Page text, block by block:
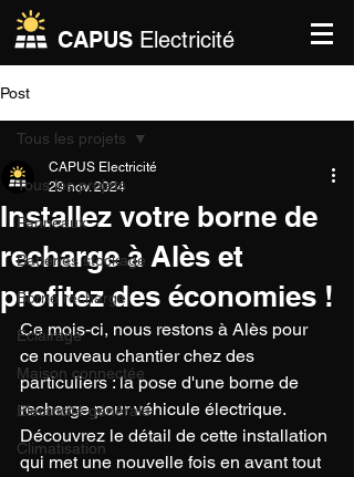
CAPUS Electricité
Post
Tous les projets
Panneaux
Batteries stockage
Borne recharge
Eclairage
Maison connectée
Electricité générale
Climatisation
Tous les projets
Installez votre borne de
recharge à Alès et
profitez des économies !
CAPUS Electricité
29 nov. 2024
Ce mois-ci, nous restons à Alès pour
ce nouveau chantier chez des
particuliers : la pose d'une borne de
recharge pour véhicule électrique.
Découvrez le détail de cette installation
qui met une nouvelle fois en avant tout